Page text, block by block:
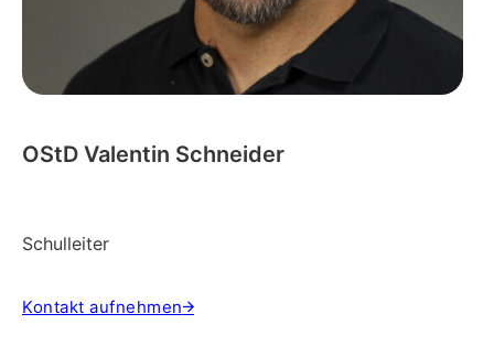
OStD Valentin Schneider
Schulleiter
Kontakt aufnehmen